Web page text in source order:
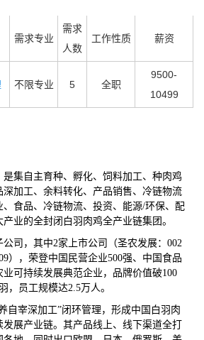
需求专业
需求
人数
工作性质 薪资
不限专业 5 全职
9500-
10499
是集自主育种、孵化、饲料加工、种肉鸡
加工、余料转化、产品销售、冷链物流
食品、冷链物流、投资、能源/环保、配
业的全封闭白羽肉鸡全产业链集团。
公司，其中2家上市公司（圣农发展：002
），荣登中国民营企业500强、中国食品
可持续发展典范企业，品牌价值破100
，员工规模达2.5万人。
自宰深加工”闭环管理，形成中国白羽肉
展产业链。其产品线上、线下渠道全打